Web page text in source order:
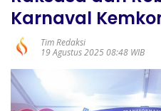
Karnaval
Tim Redaksi
19 Agustus 2025 08:48 WIB